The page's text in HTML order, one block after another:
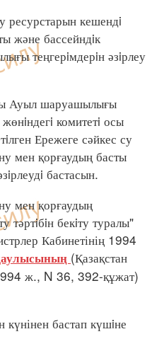
кешендi
және бассейндiк
теңгерiмдерiн әзiрлеу
Ауыл шаруашылығы
комитетi осы
Ережеге сәйкес су
мен қорғаудың басты
бастасын.
мен қорғаудың
тәртiбiн бекiту туралы"
Кабинетінің 1994
(Қазақстан
ж., N 36, 392-құжат)
бастап күшiне